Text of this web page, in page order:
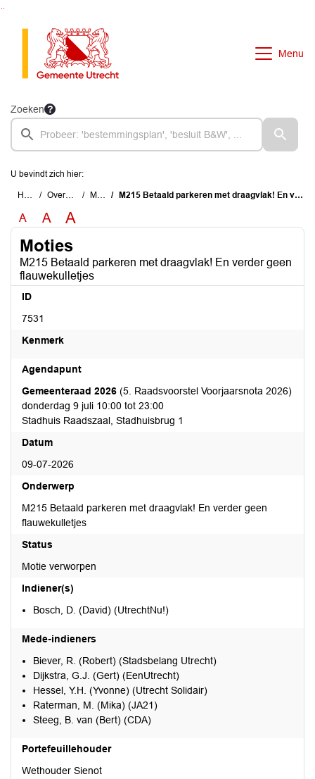
Menu
Zoeken
U bevindt zich hier:
Home Overzichten Moties M215 Betaald parkeren met draagvlak! En verder geen flauwekulletjes
A A A
Moties
M215 Betaald parkeren met draagvlak! En verder geen
flauwekulletjes
ID
7531
Kenmerk
Agendapunt
Gemeenteraad 2026 (5. Raadsvoorstel Voorjaarsnota 2026)
donderdag 9 juli 10:00 tot 23:00
Stadhuis Raadszaal, Stadhuisbrug 1
Datum
09-07-2026
Onderwerp
M215 Betaald parkeren met draagvlak! En verder geen
flauwekulletjes
Status
Motie verworpen
Indiener(s)
Bosch, D. (David) (UtrechtNu!)
Mede-indieners
Biever, R. (Robert) (Stadsbelang Utrecht)
Dijkstra, G.J. (Gert) (EenUtrecht)
Hessel, Y.H. (Yvonne) (Utrecht Solidair)
Raterman, M. (Mika) (JA21)
Steeg, B. van (Bert) (CDA)
Portefeuillehouder
Wethouder Sienot